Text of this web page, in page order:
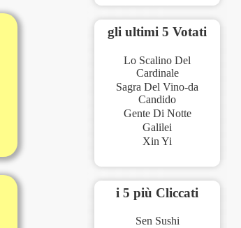
gli ultimi 5 Votati
Lo Scalino Del
Cardinale
Sagra Del Vino-da
Candido
Gente Di Notte
Galilei
Xin Yi
i 5 più Cliccati
Sen Sushi